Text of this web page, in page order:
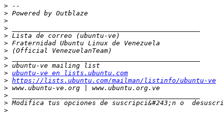
>
>
>
>
>
>
>
>
>
> ubuntu-ve en lists.ubuntu.com
> https://lists.ubuntu.com/mailman/listinfo/ubuntu-ve
>
>
> Modifica tus opciones de suscripci&#243;n o
>